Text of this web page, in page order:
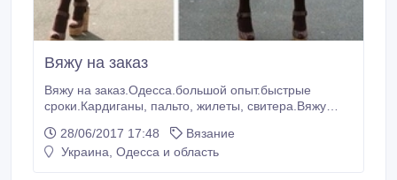
Вяжу на заказ
Вяжу на заказ.Одесса.большой опыт.быстрые
сроки.Кардиганы, пальто, жилеты, свитера.Вяжу
28/06/2017 17:48
Вязание
Украина, Одесса и область